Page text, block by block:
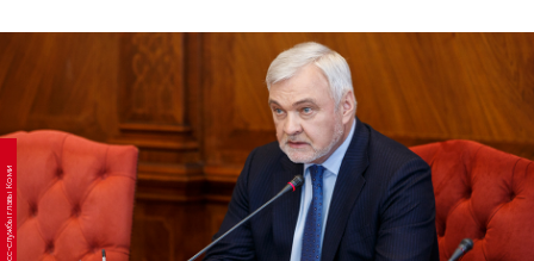
Фото пресс-службы главы Коми